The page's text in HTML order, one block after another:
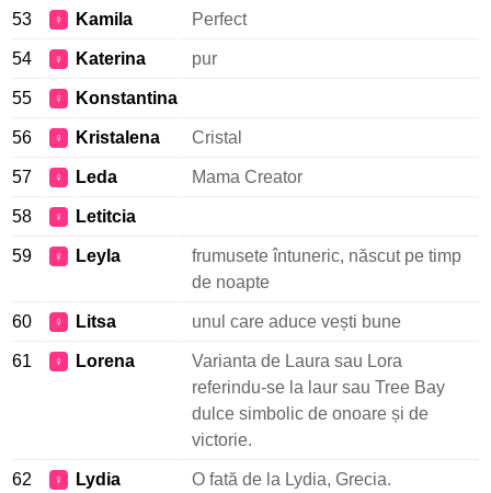
53 ♀ Kamila Perfect
54 ♀ Katerina pur
55 ♀ Konstantina
56 ♀ Kristalena Cristal
57 ♀ Leda Mama Creator
58 ♀ Letitcia
59 ♀ Leyla
frumusete întuneric, născut pe timp
de noapte
60 ♀ Litsa unul care aduce vești bune
61 ♀ Lorena
Varianta de Laura sau Lora
referindu-se la laur sau Tree Bay
dulce simbolic de onoare și de
victorie.
62 ♀ Lydia O fată de la Lydia, Grecia.